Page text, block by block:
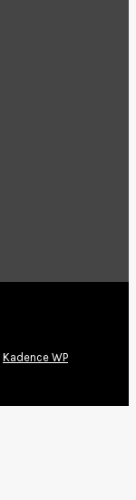
Kadence WP